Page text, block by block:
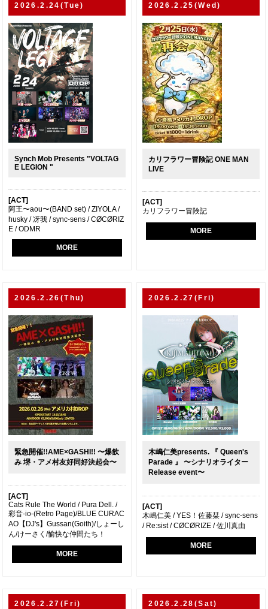
2026.2.24(Tue)
Synch Mob Presents "VOLTAG
E LEGION "
[ACT]
阿王〜aou〜(BAND set) / ZIYOLA /
husky / 冴我 / sync-sens / CØCØRIZ
E / ODMR
MORE
2026.2.25(Wed)
カリフラワー冒険記 ONE MAN
LIVE
[ACT]
カリフラワー冒険記
MORE
2026.2.26(Thu)
緊急開催!!AME×GASHI!! 〜爆飲
み 堺・アメ村友好同好決起会〜
[ACT]
Cats Rule The World / Pura Dell. /
彩音-io-(Retro Page)/BLUE CURAC
AO【DJ's】Gussan(Goith)/しょーし
ん/けーさく/愉快な仲間たち！
MORE
2026.2.27(Fri)
木嶋仁美presents. 『 Queen's
Parade 』 〜シナリオライター
Release event〜
[ACT]
木嶋仁美 / YES！佐藤栞 / sync-sens
/ Re:sist / CØCØRIZE / 佐川真由
MORE
2026.2.27(Fri) 2026.2.28(Sat)